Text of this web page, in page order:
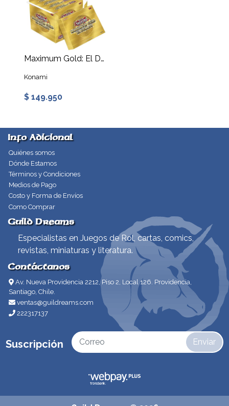
Maximum Gold: El Dorado - Display
Konami
$ 149.950
Info Adicional
Quiénes somos
Dónde Estamos
Términos y Condiciones
Medios de Pago
Costo y Forma de Envíos
Como Comprar
Guild Dreams
Especialistas en Juegos de Rol, cartas, comics,
revistas, miniaturas y literatura.
Contáctanos
Av. Nueva Providencia 2212, Piso 2, Local 126. Providencia,
Santiago, Chile.
ventas@guildreams.com
222317137
Suscripción Enviar